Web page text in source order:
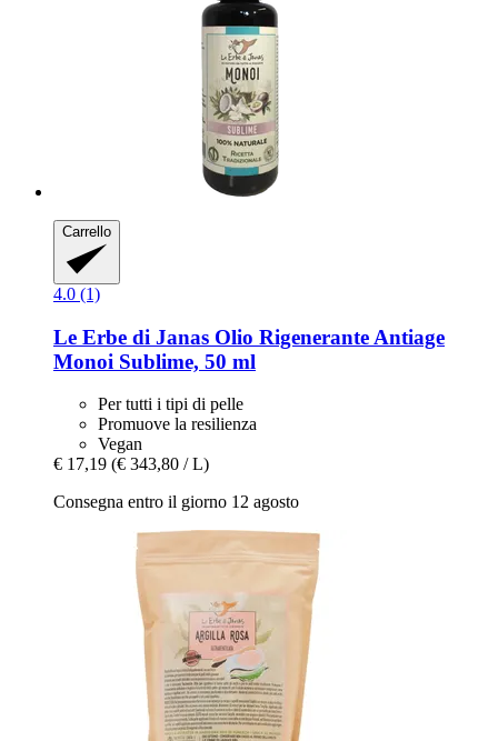
Carrello
4.0 (1)
Le Erbe di Janas Olio Rigenerante Antiage
Monoi Sublime, 50 ml
Per tutti i tipi di pelle
Promuove la resilienza
Vegan
€ 17,19 (€ 343,80 / L)
Consegna entro il giorno 12 agosto